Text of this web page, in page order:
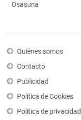
Osasuna
Quiénes somos
Contacto
Publicidad
Política de Cookies
Política de privacidad